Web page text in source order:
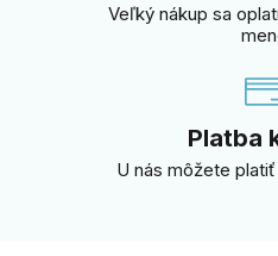
Veľký nákup sa
Platba
U nás môžete